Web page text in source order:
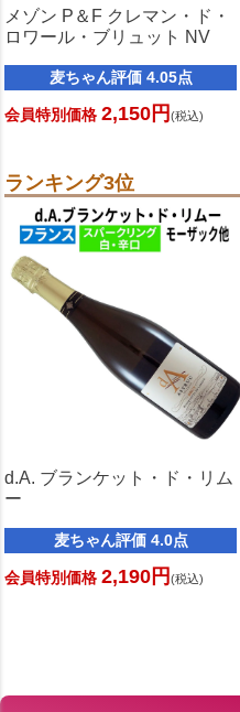
メゾン P＆F クレマン・ド・
ロワール・ブリュット NV
麦ちゃん評価 4.05点
会員特別価格 2,150円 (税込)
ランキング3位
d.A. ブランケット・ド・リム
ー
麦ちゃん評価 4.0点
会員特別価格 2,190円 (税込)